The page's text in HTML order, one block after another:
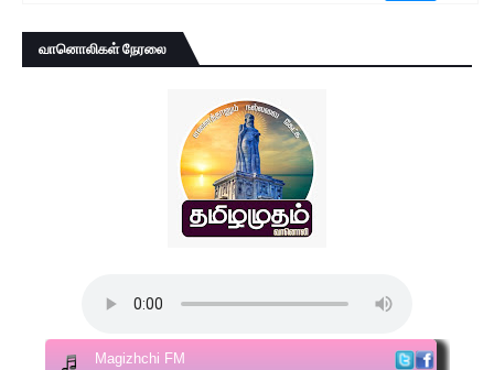
வானொலிகள் நேரலை